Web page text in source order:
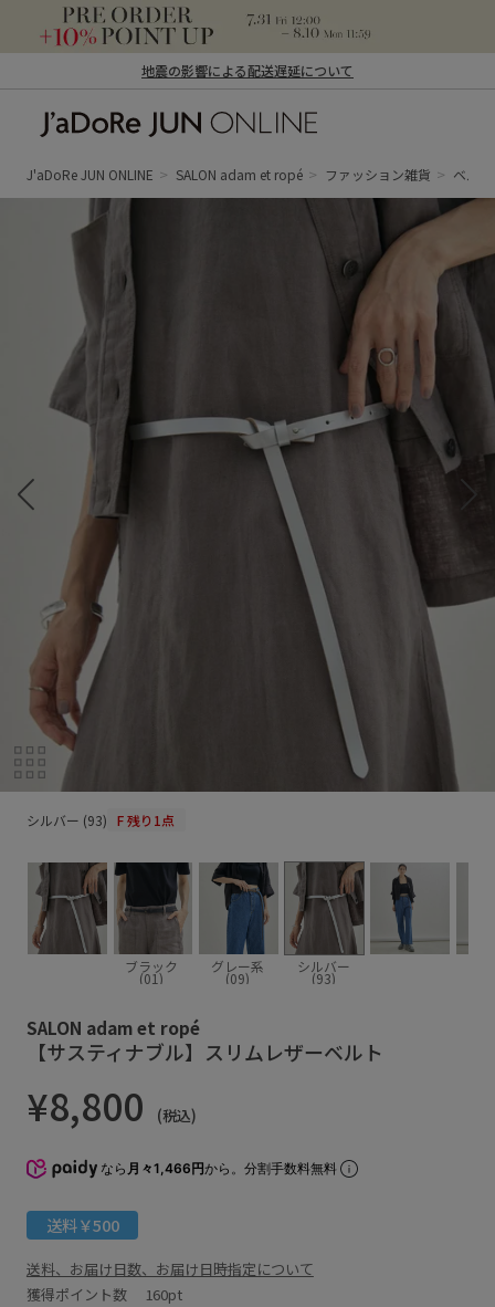
地震の影響による配送遅延について
ン オンライン）
J'aDoRe JUN ONLINE SALON adam et ropé ファッション雑貨 ベルト
シルバー (93) F残り1点
ブラック
(01)
グレー系
(09)
シルバー
(93)
SALON adam et ropé
【サスティナブル】スリムレザーベルト
¥8,800 (税込)
なら 月々1,466円から。分割手数料無料
送料￥500
送料、お届け日数、お届け日時指定について
獲得ポイント数
160pt